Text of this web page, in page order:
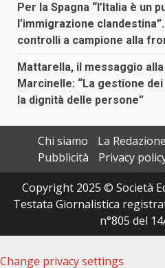
Per la Spagna “l’Italia è un
l’immigrazione
controlli a campione alla
Mattarella, il messaggio
Marcinelle: “La gestione
la dignità delle persone”
Chi siamo
La
Pubblicità
Privacy
Copyright 2025 © Società
Testata Giornalistica
n°805 del
Change privacy settings